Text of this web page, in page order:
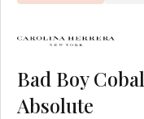
Bad Boy
Absolute